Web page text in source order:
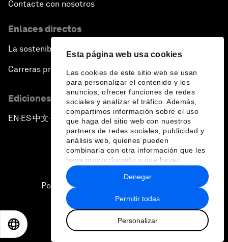
Esta página web usa cookies
Las cookies de este sitio web se usan
para personalizar el contenido y los
anuncios, ofrecer funciones de redes
sociales y analizar el tráfico. Además,
compartimos información sobre el uso
que haga del sitio web con nuestros
partners de redes sociales, publicidad y
análisis web, quienes pueden
combinarla con otra información que les
haya proporcionado o que hayan
recopilado a partir del uso que haya
hecho de sus servicios.
Permitir todas
Personalizar
Denegar
Contacte con nosotros
Enlaces directos
La sostenibilidad en el Foro
Carreras profesionales
Ediciones en otros idiomas
EN ▪ES▪中文▪ 日本語
Política de privacidad y normas de uso
Sitemap
2026 Foro Económico Mundial